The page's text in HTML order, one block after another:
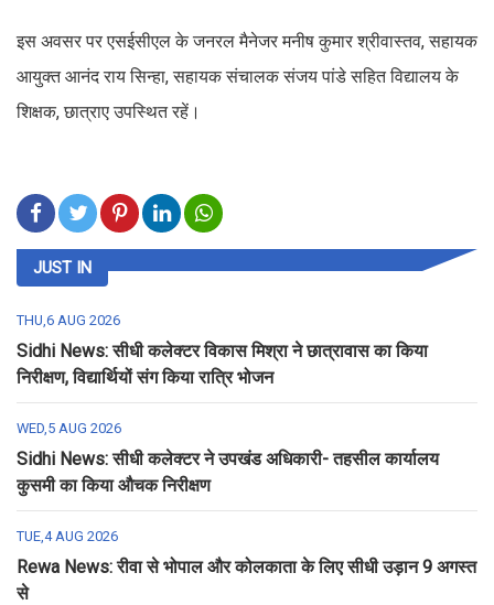
इस अवसर पर एसईसीएल के जनरल मैनेजर मनीष कुमार श्रीवास्तव, सहायक
आयुक्त आनंद राय सिन्हा, सहायक संचालक संजय पांडे सहित विद्यालय के
शिक्षक, छात्राए उपस्थित रहें।
JUST IN
THU,6 AUG 2026
Sidhi News: सीधी कलेक्टर विकास मिश्रा ने छात्रावास का किया
निरीक्षण, विद्यार्थियों संग किया रात्रि भोजन
WED,5 AUG 2026
Sidhi News: सीधी कलेक्टर ने उपखंड अधिकारी- तहसील कार्यालय
कुसमी का किया औचक निरीक्षण
TUE,4 AUG 2026
Rewa News: रीवा से भोपाल और कोलकाता के लिए सीधी उड़ान 9 अगस्त
से